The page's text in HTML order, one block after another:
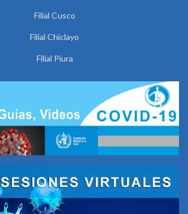
Filial Cusco
Filial Chiclayo
Filial Piura